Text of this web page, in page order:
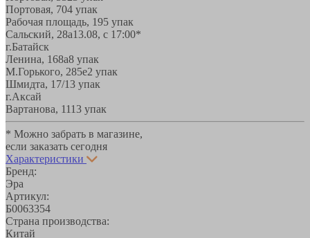
Портовая, 704 упак
Рабочая площадь, 195 упак
Сальский, 28a13.08, с 17:00*
г.Батайск
Ленина, 168а8 упак
М.Горького, 285е2 упак
Шмидта, 17/13 упак
г.Аксай
Вартанова, 1113 упак
* Можно забрать в магазине,
если заказать сегодня
Характеристики
Бренд:
Эра
Артикул:
Б0063354
Страна производства:
Китай